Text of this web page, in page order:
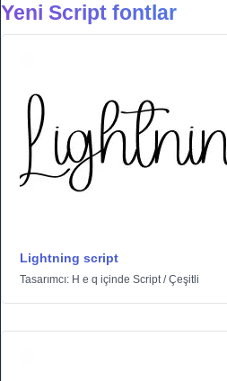
Yeni Script fontlar
Lightning script
Tasarımcı: H e q içinde Script/Çeşitli